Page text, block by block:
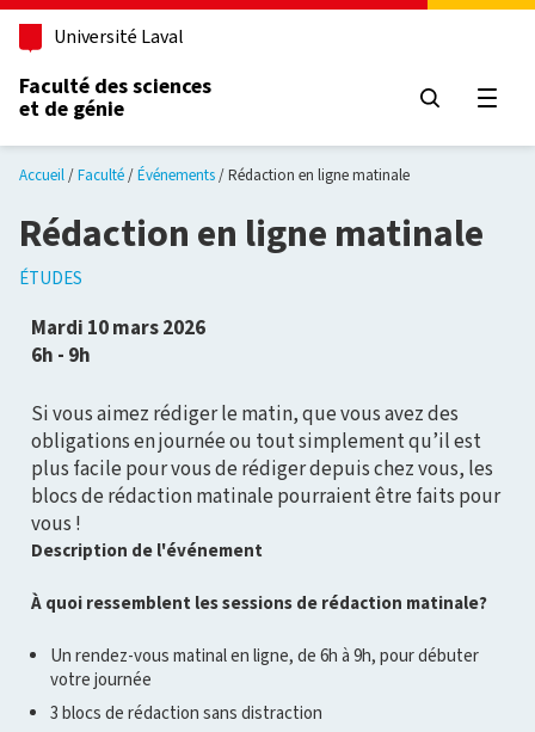
Aller au contenu principal
Université Laval
Faculté des sciences
et de génie
Accueil Faculté Événements Rédaction en ligne matinale
Rédaction en ligne matinale
ÉTUDES
Mardi 10 mars 2026
6h - 9h
Si vous aimez rédiger le matin, que vous avez des
obligations en journée ou tout simplement qu’il est
plus facile pour vous de rédiger depuis chez vous, les
blocs de rédaction matinale pourraient être faits pour
vous !
Description de l'événement
À quoi ressemblent les sessions de rédaction matinale?
Un rendez-vous matinal en ligne, de 6h à 9h, pour débuter
votre journée
3 blocs de rédaction sans distraction